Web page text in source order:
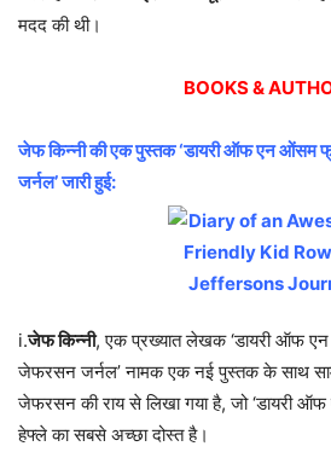
मदद की थी।
BOOKS &
जेफ किन्नी की एक पुस्तक ‘डायरी ऑफ एन ओंसम
जर्नल’ जारी हुई:
i.जेफ किन्नी, एक प्रख्यात लेखक ‘डायरी ऑफ
जेफरसन जर्नल’ नामक एक नई पुस्तक के साथ
जेफरसन की राय से लिखा गया है, जो ‘डायरी ऑफ
हेफ्ले का सबसे अच्छा दोस्त है।